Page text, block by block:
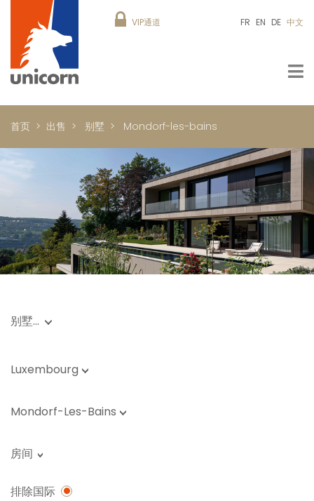
VIP通道 FR EN DE 中文
首页 出售 别墅 Mondorf-les-bains
别墅…
Luxembourg
Mondorf-Les-Bains
房间
排除国际